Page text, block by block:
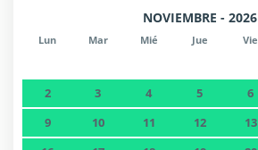
NOVIEMBRE - 2026
Lun Mar Mié Jue Vie
2
3 4 5 6
9
10 11 12 13